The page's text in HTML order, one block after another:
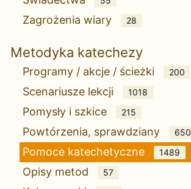
Zagrożenia wiary 28
Metodyka katechezy
Programy / akcje / ścieżki 200
Scenariusze lekcji 1018
Pomysły i szkice 215
Powtórzenia, sprawdziany 650
Pomoce katechetyczne 1489
Opisy metod 57